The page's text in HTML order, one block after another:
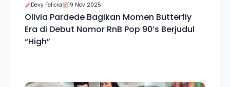
Devy Felicia 19 Nov 2025
Olivia Pardede Bagikan Momen Butterfly
Era di Debut Nomor RnB Pop 90’s Berjudul
“High”